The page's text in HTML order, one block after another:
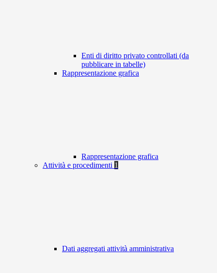
Enti di diritto privato controllati (da
pubblicare in tabelle)
Rappresentazione grafica
Rappresentazione grafica
Attività e procedimenti 1
Dati aggregati attività amministrativa